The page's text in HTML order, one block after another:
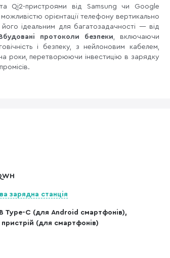
Qi2-пристроями від Samsung чи Google
орієнтації телефону вертикально
ідеальним для багатозадачності — від
протоколи безпеки, включаючи
і безпеку, з нейлоновим кабелем,
роки, перетворюючи інвестицію в зарядку
зарядна станція
Type-C (для Android смартфонів),
(для смартфонів)